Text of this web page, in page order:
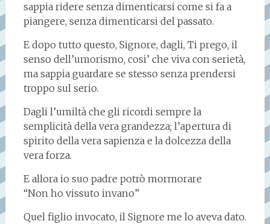
sappia ridere senza dimenticarsi come si fa a
piangere, senza dimenticarsi del passato.
E dopo tutto questo, Signore, dagli, Ti prego, il
senso dell’umorismo, cosi’ che viva con serietà,
ma sappia guardare se stesso senza prendersi
troppo sul serio.
Dagli l’umiltà che gli ricordi sempre la
semplicità della vera grandezza; l’apertura di
spirito della vera sapienza e la dolcezza della
vera forza.
E allora io suo padre potrò mormorare
“Non ho vissuto invano”
Quel figlio invocato, il Signore me lo aveva dato.